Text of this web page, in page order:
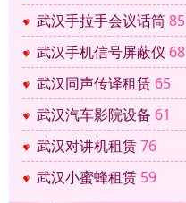
武汉手拉手会议话筒85
武汉手机信号屏蔽仪 68
武汉同声传译租赁 65
武汉汽车影院设备 61
武汉对讲机租赁76
武汉小蜜蜂租赁 59